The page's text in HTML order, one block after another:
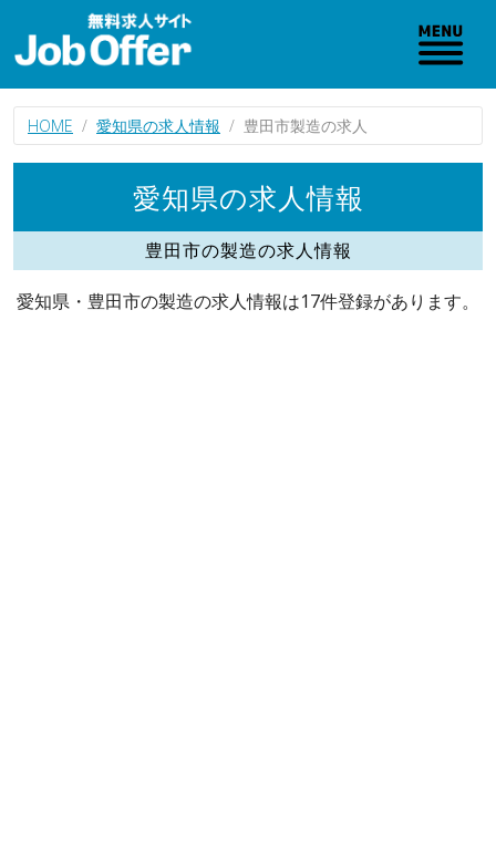
HOME 愛知県の求人情報 豊田市製造の求人
愛知県の求人情報
豊田市の製造の求人情報
愛知県・豊田市の製造の求人情報は17件登録があります。